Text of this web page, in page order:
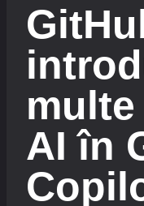
AI în